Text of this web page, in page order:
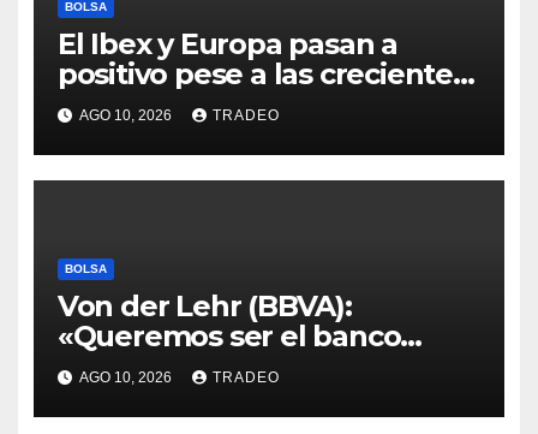
BOLSA
El Ibex y Europa pasan a
positivo pese a las crecientes
dudas sobre Oriente Medio
AGO 10, 2026 TRADEO
BOLSA
Von der Lehr (BBVA):
«Queremos ser el banco
principal de los clientes en
Alemania»
AGO 10, 2026 TRADEO